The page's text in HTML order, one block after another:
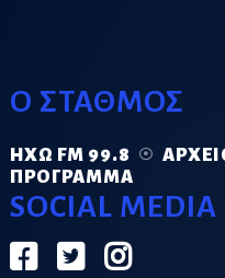
Ο ΣΤΑΘΜΟΣ
ΗΧΏ FM 99.8
ΠΡΌΓΡΑΜΜΑ
SOCIAL MEDIA